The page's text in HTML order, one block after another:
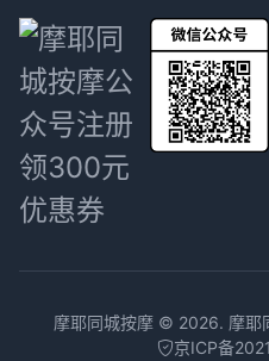
摩耶同城按摩 © 2026. 摩耶
京ICP备